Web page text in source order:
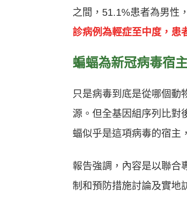
之間，51.1%患者為男性
診病例為輕症至中度，患
蝙蝠為新冠病毒宿
只是病毒到底是從哪個動
源。但全基因組序列比對
蝠似乎是這項病毒的宿主
報告強調，內容是以聯合
制和預防措施討論及實地